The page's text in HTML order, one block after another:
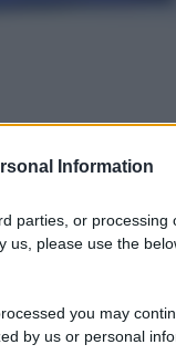
Information
parties, or processing
us, please use the
you may
by us or personal